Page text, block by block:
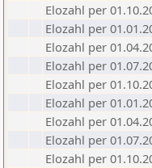
Elozahl per
Elozahl per
Elozahl per
Elozahl per
Elozahl per
Elozahl per
Elozahl per
Elozahl per
Elozahl per